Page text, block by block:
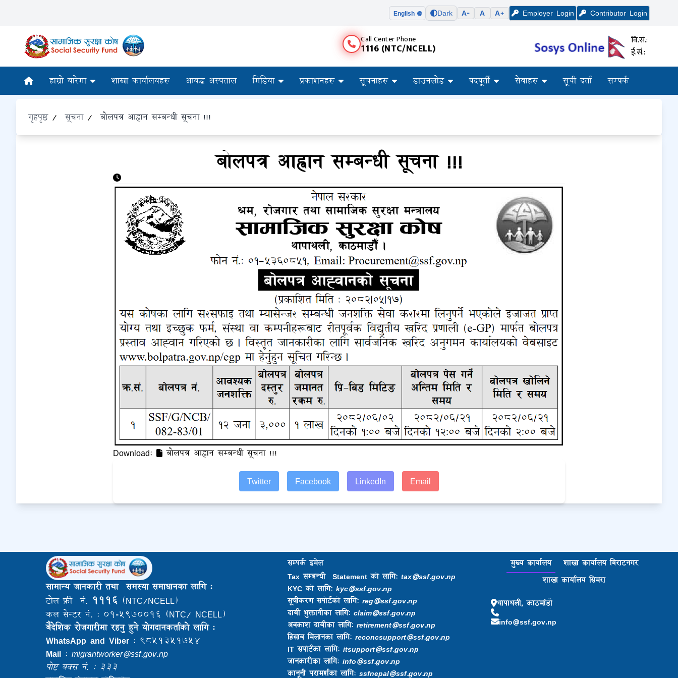
English 🌐 Dark A- A A+ Employer Login Contributor Login
Call Center Phone
1116 (NTC/NCELL)
वि.सं.:
ई.सं.:
हाम्रो बारेमा शाखा कार्यालयहरु आबद्ध अस्पताल मिडिया प्रकाशनहरु सूचनाहरु डाउनलोड पदपूर्ती सेवाहरु सूची दर्ता सम्पर्क
गृहपृष्ठ / सूचना / बोलपत्र आह्वान सम्बन्धी सूचना !!!
बोलपत्र आह्वान सम्बन्धी सूचना !!!
Download: बोलपत्र आह्वान सम्बन्धी सूचना !!!
Twitter Facebook LinkedIn Email
सामान्य जानकारी तथा समस्या समाधानका लागि :
टोल फ्री नं. १११६ (NTC/NCELL)
कल सेन्टर नं. : ०१-५९७००१६ (NTC/ NCELL)
बैदेशिक राेजगारीमा रहनु हुने याेगदानकर्ताकाे लागि :
WhatsApp and Viber: ९८५१३५१७५४
Mail : migrantworker@ssf.gov.np
पोष्ट बक्स नं. : ३३३
सम्पर्क इमेल
Tax सम्बन्धी Statement को लागि: tax@ssf.gov.np
KYC को लागि: kyc@ssf.gov.np
सूचीकरण सपोर्टको लागि: reg@ssf.gov.np
दाबी भुक्तानीका लागि: claim@ssf.gov.np
अवकाश दाबीका लागि: retirement@ssf.gov.np
हिसाब मिलानका लागि: reconcsupport@ssf.gov.np
IT सपोर्टको लागि: itsupport@ssf.gov.np
जानकारीका लागि: info@ssf.gov.np​
कानूनी परामर्शका लागि: ssfnepal@ssf.gov.np​
मुख्य कार्यालय
शाखा कार्यालय बिराटनगर
शाखा कार्यालय सिमरा
थापाथली, काठमांडौ
info@ssf.gov.np